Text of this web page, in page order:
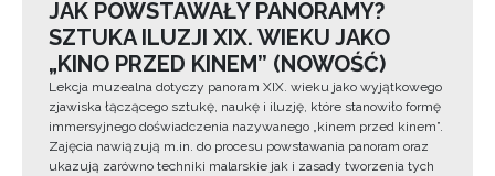
JAK POWSTAWAŁY PANORAMY?
SZTUKA ILUZJI XIX. WIEKU JAKO
„KINO PRZED KINEM” (NOWOŚĆ)
Lekcja muzealna dotyczy panoram XIX. wieku jako wyjątkowego
zjawiska łączącego sztukę, naukę i iluzję, które stanowiło formę
immersyjnego doświadczenia nazywanego „kinem przed kinem”.
Zajęcia nawiązują m.in. do procesu powstawania panoram oraz
ukazują zarówno techniki malarskie jak i zasady tworzenia tych